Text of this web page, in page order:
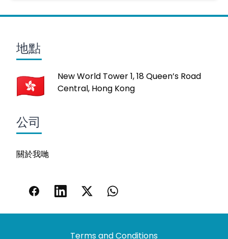
地點
New World Tower 1, 18 Queen’s Road
Central, Hong Kong
公司
關於我哋
Terms and Conditions